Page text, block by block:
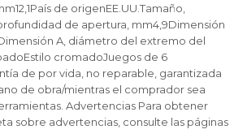
de origenEE.UU.Tamaño,
de apertura, mm4,9Dimensión
A, diámetro del extremo del
cromadoJuegos de 6
de por vida, no reparable, garantizada
de obra/mientras el comprador sea
Advertencias Para obtener
sobre advertencias, consulte las páginas